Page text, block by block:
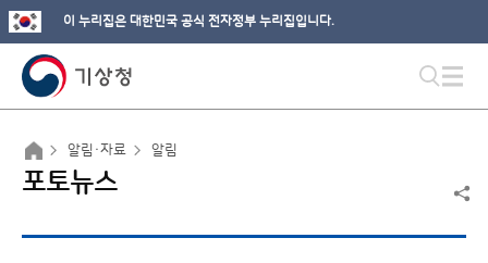
이 누리집은 대한민국 공식 전자정부 누리집입니다.
알림·자료 알림
포토뉴스